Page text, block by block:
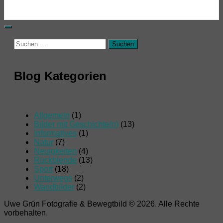
Suchen
nach:
Blog Kategorien
Allgemein (1)
Bilder mit Geschichte(n) (13)
Informatives (1)
Natur (7)
Neuigkeiten (4)
Rückblende (13)
Sport (18)
Unterwegs (2)
Wandbilder (2)
Uwe Grün Fotografie & Bewegtbild © 2026. Alle Rechte
vorbehalten.